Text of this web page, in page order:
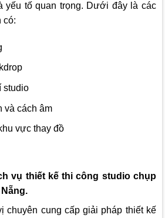
yếu tố quan trọng. Dưới đây là các
có:
studio
và cách âm
vực thay đồ
vụ thiết kế thi công studio chụp
chuyên cung cấp giải pháp thiết kế